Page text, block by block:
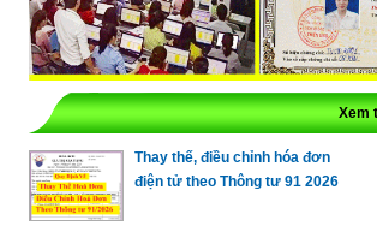
Xem
Thay thế, điều chỉnh hóa đơn
điện tử theo Thông tư 91 2026